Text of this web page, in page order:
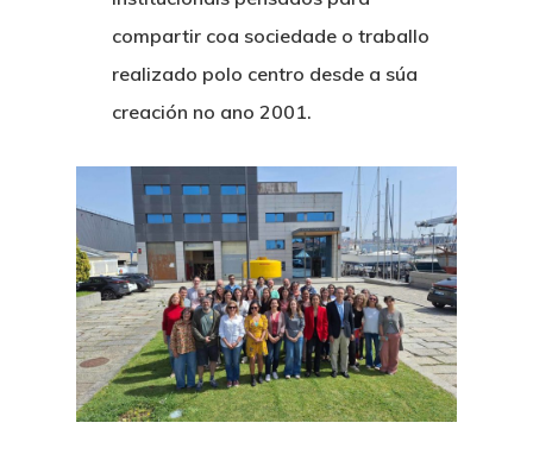
compartir coa sociedade o traballo
realizado polo centro desde a súa
creación no ano 2001.